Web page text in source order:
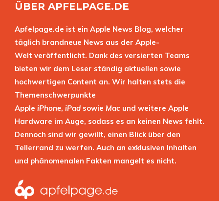
ÜBER APFELPAGE.DE
Apfelpage.de ist ein Apple News Blog, welcher
täglich brandneue News aus der Apple-
Welt veröffentlicht. Dank des versierten Teams
bieten wir dem Leser ständig aktuellen sowie
hochwertigen Content an. Wir halten stets die
Themenschwerpunkte
Apple iPhone, iPad sowie Mac und weitere Apple
Hardware im Auge, sodass es an keinen News fehlt.
Dennoch sind wir gewillt, einen Blick über den
Tellerrand zu werfen. Auch an exklusiven Inhalten
und phänomenalen Fakten mangelt es nicht.